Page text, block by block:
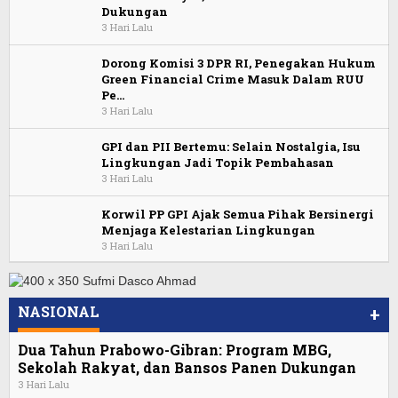
Dukungan
3 Hari Lalu
Dorong Komisi 3 DPR RI, Penegakan Hukum
Green Financial Crime Masuk Dalam RUU
Pe…
3 Hari Lalu
GPI dan PII Bertemu: Selain Nostalgia, Isu
Lingkungan Jadi Topik Pembahasan
3 Hari Lalu
Korwil PP GPI Ajak Semua Pihak Bersinergi
Menjaga Kelestarian Lingkungan
3 Hari Lalu
NASIONAL +
Dua Tahun Prabowo-Gibran: Program MBG,
Sekolah Rakyat, dan Bansos Panen Dukungan
3 Hari Lalu